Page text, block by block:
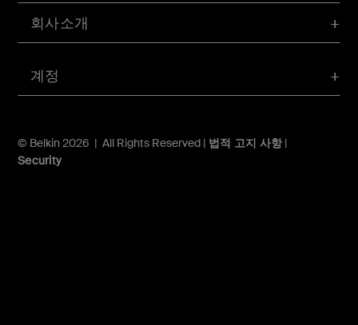
계정
회사소개
© Belkin 2026 | All Rights Reserved | 법적 고지 사항|
Security